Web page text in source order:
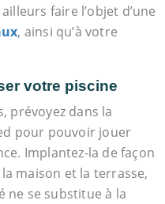
faire l’objet d’une
, ainsi qu’à votre
votre piscine
prévoyez dans la
pour pouvoir jouer
Implantez-la de façon
maison et la terrasse,
ne se substitue à la